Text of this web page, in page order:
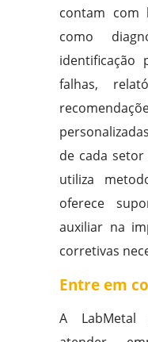
contam com
como
identificação
falhas,
de cada
utiliza
oferece
auxiliar na
corretivas
Entre em
A LabMetal